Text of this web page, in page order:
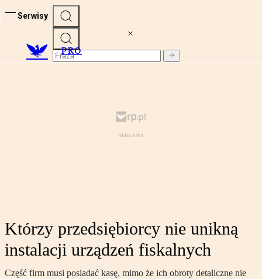
Serwisy
PRO
Którzy przedsiębiorcy nie unikną
instalacji urządzeń fiskalnych
Część firm musi posiadać kasę, mimo że ich obroty detaliczne nie